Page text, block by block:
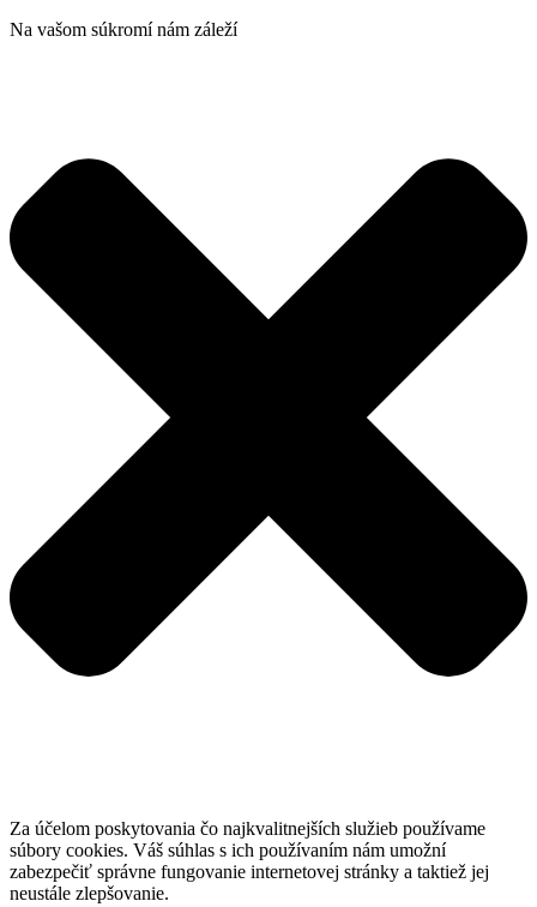
Na vašom súkromí nám záleží
Za účelom poskytovania čo najkvalitnejších služieb používame
súbory cookies. Váš súhlas s ich používaním nám umožní
zabezpečiť správne fungovanie internetovej stránky a taktiež jej
neustále zlepšovanie.